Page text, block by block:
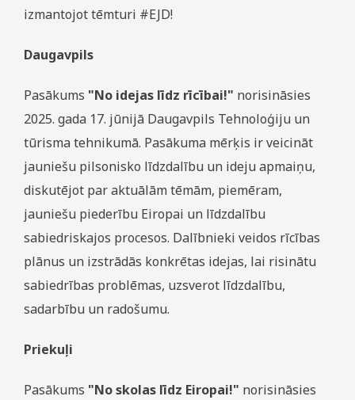
izmantojot tēmturi #EJD!
Daugavpils
Pasākums "No idejas līdz rīcībai!" norisināsies
2025. gada 17. jūnijā Daugavpils Tehnoloģiju un
tūrisma tehnikumā. Pasākuma mērķis ir veicināt
jauniešu pilsonisko līdzdalību un ideju apmaiņu,
diskutējot par aktuālām tēmām, piemēram,
jauniešu piederību Eiropai un līdzdalību
sabiedriskajos procesos. Dalībnieki veidos rīcības
plānus un izstrādās konkrētas idejas, lai risinātu
sabiedrības problēmas, uzsverot līdzdalību,
sadarbību un radošumu.
Priekuļi
Pasākums "No skolas līdz Eiropai!" norisināsies